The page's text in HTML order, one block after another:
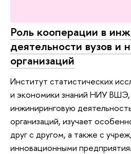
Роль кооперации в
деятельности вузов и
организаций
Институт статистических
и экономики знаний НИУ ВШЭ,
инжиниринговую
организаций, изучает
друг с другом, а также с
инновационными